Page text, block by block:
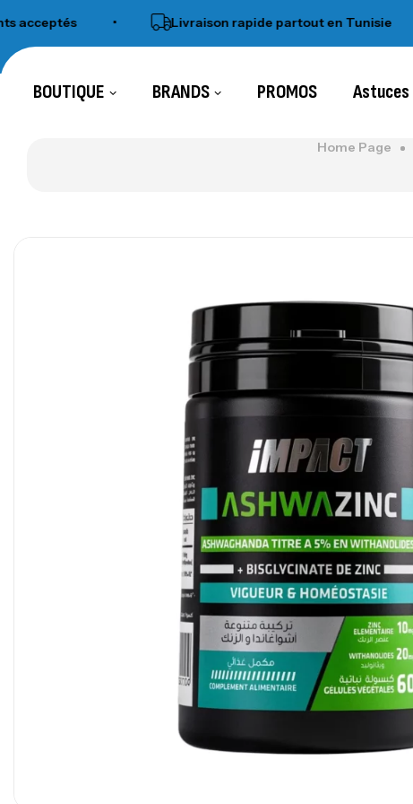
• Livraison rapide partout en Tunisie •
BOUTIQUE BRANDS PROMOS Astuces
Home Page